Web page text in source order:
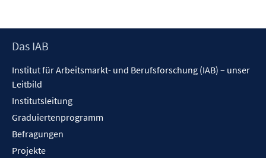
Footer
Das IAB
Institut für Arbeitsmarkt- und Berufsforschung (IAB) – unser
Leitbild
Institutsleitung
Graduiertenprogramm
Befragungen
Projekte